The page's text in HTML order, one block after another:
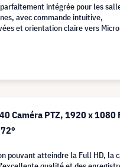
intégrée pour les
avec commande intuitive,
et orientation claire vers
Caméra PTZ, 1920 x 1080
pouvant atteindre la Full HD, la